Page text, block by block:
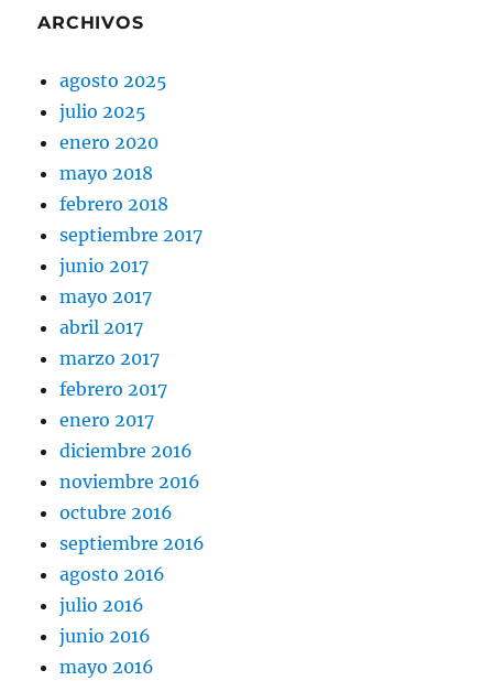
ARCHIVOS
agosto 2025
julio 2025
enero 2020
mayo 2018
febrero 2018
septiembre 2017
junio 2017
mayo 2017
abril 2017
marzo 2017
febrero 2017
enero 2017
diciembre 2016
noviembre 2016
octubre 2016
septiembre 2016
agosto 2016
julio 2016
junio 2016
mayo 2016